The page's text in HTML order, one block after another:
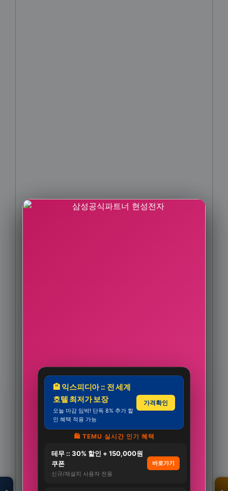
🏨 익스피디아 :: 전 세계
호텔 최저가 보장
오늘 마감 임박! 단독 8% 추가 할
인 혜택 적용 가능
가격확인
🛍️ TEMU 실시간 인기 혜택
테무 :: 30% 할인 + 150,000원
쿠폰
신규/재설치 사용자 전용
바로가기